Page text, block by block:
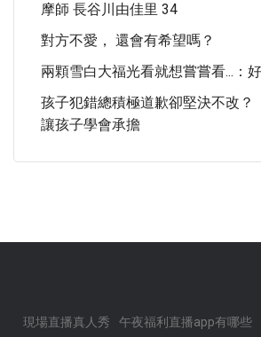
摩師 長谷川由佳里 34
對方不愛， 還會有希望嗎？
兩顆雪白大福光看就想嘗嘗看...：
孩子犯錯總積極道歉卻堅決不改？
讓孩子學會承擔
現場直播真人秀 午夜福利直播app有哪些